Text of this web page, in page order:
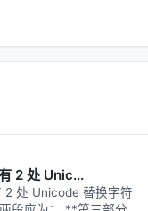
2 处 Unic...
2 处 Unicode 替换字符